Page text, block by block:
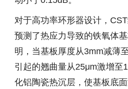
对于高功率环形器设计，
预测了热应力导致的铁氧体
明，当基板厚度从3mm减薄
引起的翘曲量从25μm激增至
化铝陶瓷热沉层，使基板底